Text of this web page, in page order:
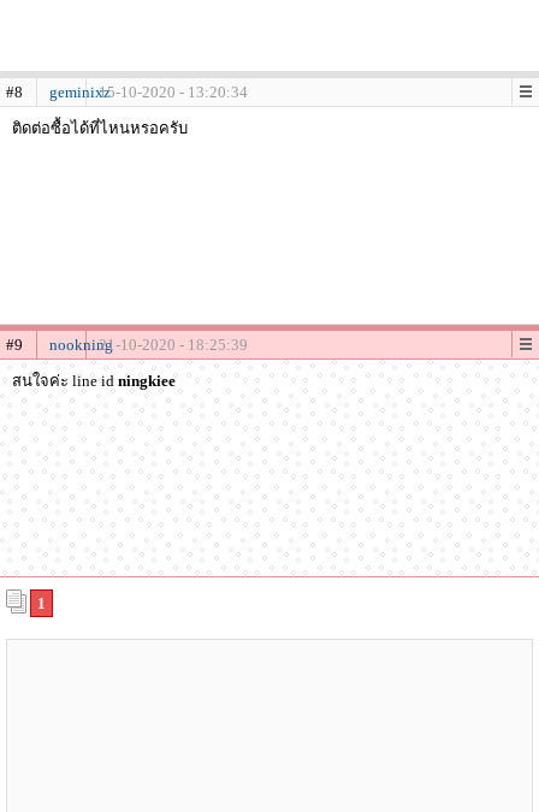
#8 geminixz15-10-2020 - 13:20:34
ติดต่อซื้อได้ที่ไหนหรอครับ
#9 nookning21-10-2020 - 18:25:39
สนใจค่ะ line idningkiee
1